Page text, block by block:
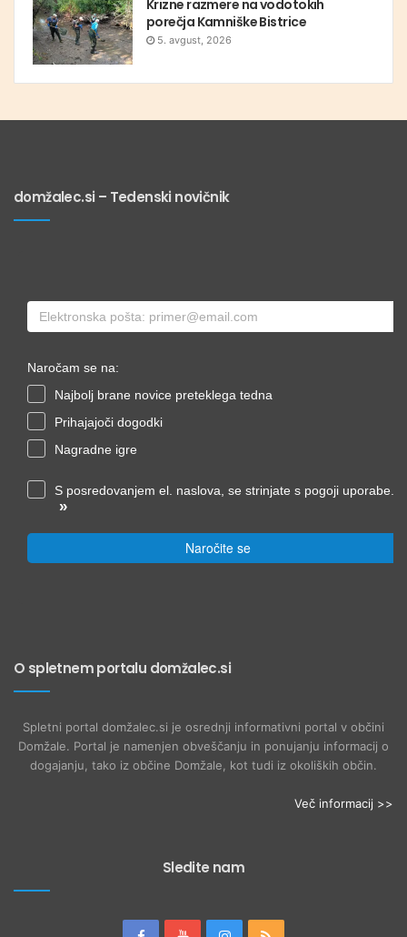
Krizne razmere na vodotokih
porečja Kamniške Bistrice
5. avgust, 2026
domžalec.si – Tedenski novičnik
Naročam se na:
Najbolj brane novice preteklega tedna
Prihajajoči dogodki
Nagradne igre
S posredovanjem el. naslova, se strinjate s pogoji uporabe.
»
Naročite se
O spletnem portalu domžalec.si
Spletni portal domžalec.si je osrednji informativni portal v občini
Domžale. Portal je namenjen obveščanju in ponujanju informacij o
dogajanju, tako iz občine Domžale, kot tudi iz okoliških občin.
Več informacij >>
Sledite nam